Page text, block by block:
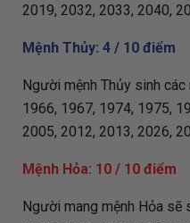
2019, 2032, 2033, 2040,
Mệnh Thủy: 4 / 10 điểm
Người mệnh Thủy sinh
1966, 1967, 1974, 1975,
2005, 2012, 2013, 2026,
Mệnh Hỏa: 10 / 10 điểm
Người mang mệnh Hỏa sẽ